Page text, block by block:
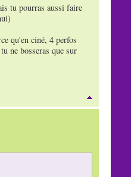
tu pourras aussi faire
qu'en ciné, 4 perfos
ne bosseras que sur